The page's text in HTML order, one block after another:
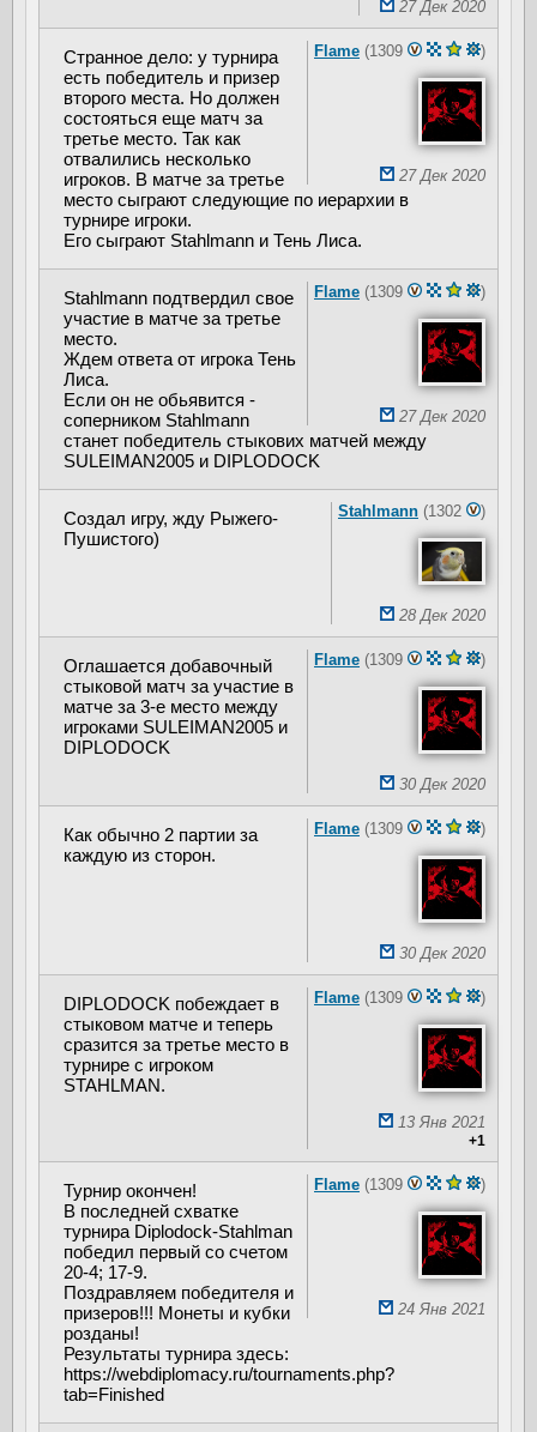
27 Дек 2020
Flame (1309 )
27 Дек 2020
Странное дело: у турнира
есть победитель и призер
второго места. Но должен
состояться еще матч за
третье место. Так как
отвалились несколько
игроков. В матче за третье
место сыграют следующие по иерархии в
турнире игроки.
Его сыграют Stahlmann и Тень Лиса.
Flame (1309 )
27 Дек 2020
Stahlmann подтвердил свое
участие в матче за третье
место.
Ждем ответа от игрока Тень
Лиса.
Если он не обьявится -
соперником Stahlmann
станет победитель стыкових матчей между
SULEIMAN2005 и DIPLODOCK
Stahlmann (1302 )
28 Дек 2020
Создал игру, жду Рыжего-
Пушистого)
Flame (1309 )
30 Дек 2020
Оглашается добавочный
стыковой матч за участие в
матче за 3-е место между
игроками SULEIMAN2005 и
DIPLODOCK
Flame (1309 )
30 Дек 2020
Как обычно 2 партии за
каждую из сторон.
Flame (1309 )
13 Янв 2021
+1
DIPLODOCK побеждает в
стыковом матче и теперь
сразится за третье место в
турнире с игроком
STAHLMAN.
Flame (1309 )
24 Янв 2021
Турнир окончен!
В последней схватке
турнира Diplodock-Stahlman
победил первый со счетом
20-4; 17-9.
Поздравляем победителя и
призеров!!! Монеты и кубки
розданы!
Результаты турнира здесь:
https://webdiplomacy.ru/tournaments.php?
tab=Finished